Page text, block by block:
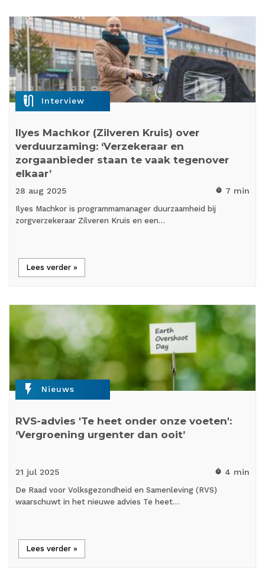
mic_external_on Interview
Ilyes Machkor (Zilveren Kruis) over
verduurzaming: ‘Verzekeraar en
zorgaanbieder staan te vaak tegenover
elkaar’
28 aug 2025 timer 7 min
Ilyes Machkor is programmamanager duurzaamheid bij
zorgverzekeraar Zilveren Kruis en een…
Lees verder »
flash_on Nieuws
RVS-advies 'Te heet onder onze voeten':
‘Vergroening urgenter dan ooit’
21 jul 2025 timer 4 min
De Raad voor Volksgezondheid en Samenleving (RVS)
waarschuwt in het nieuwe advies Te heet…
Lees verder »